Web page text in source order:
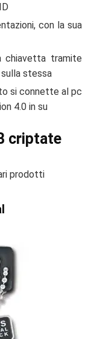
con la sua
chiavetta tramite
stessa
si connette al pc
4.0 in su
criptate
prodotti